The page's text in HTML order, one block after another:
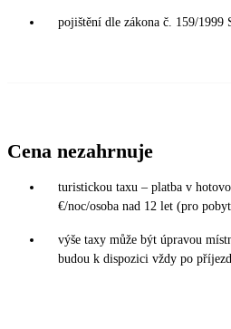
pojištění dle zákona č. 159/1999
Cena nezahrnuje
turistickou taxu – platba v
€/noc/osoba nad 12 let (pro
výše taxy může být úpravou
budou k dispozici vždy po